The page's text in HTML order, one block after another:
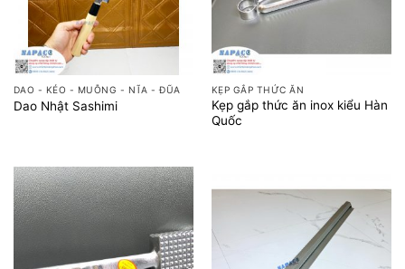
DAO - KÉO - MUỖNG - NĨA - ĐŨA
Dao Nhật Sashimi
KẸP GẮP THỨC ĂN
Kẹp gắp thức ăn inox kiểu Hàn
Quốc